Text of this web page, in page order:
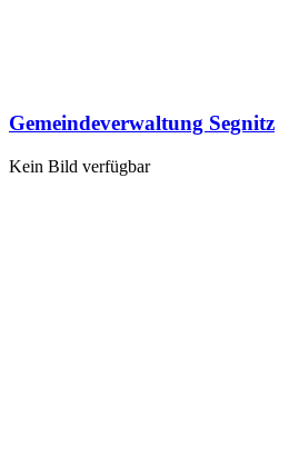
Gemeindeverwaltung Segnitz
Kein Bild verfügbar